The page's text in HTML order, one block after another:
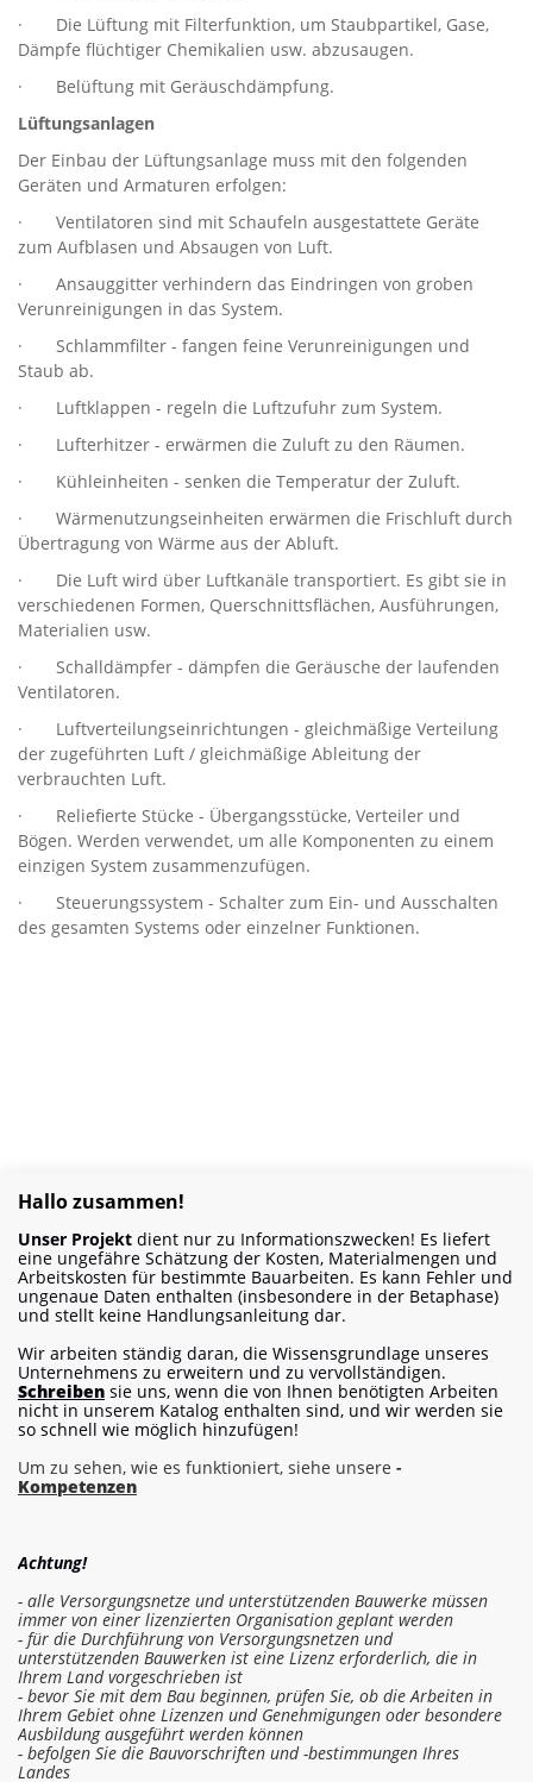
· Die Lüftung mit Filterfunktion, um Staubpartikel, Gase,
Dämpfe flüchtiger Chemikalien usw. abzusaugen.
· Belüftung mit Geräuschdämpfung.
Lüftungsanlagen
Der Einbau der Lüftungsanlage muss mit den folgenden
Geräten und Armaturen erfolgen:
· Ventilatoren sind mit Schaufeln ausgestattete Geräte
zum Aufblasen und Absaugen von Luft.
· Ansauggitter verhindern das Eindringen von groben
Verunreinigungen in das System.
· Schlammfilter - fangen feine Verunreinigungen und
Staub ab.
· Luftklappen - regeln die Luftzufuhr zum System.
· Lufterhitzer - erwärmen die Zuluft zu den Räumen.
· Kühleinheiten - senken die Temperatur der Zuluft.
· Wärmenutzungseinheiten erwärmen die Frischluft durch
Übertragung von Wärme aus der Abluft.
· Die Luft wird über Luftkanäle transportiert. Es gibt sie in
verschiedenen Formen, Querschnittsflächen, Ausführungen,
Materialien usw.
· Schalldämpfer - dämpfen die Geräusche der laufenden
Ventilatoren.
· Luftverteilungseinrichtungen - gleichmäßige Verteilung
der zugeführten Luft / gleichmäßige Ableitung der
verbrauchten Luft.
· Reliefierte Stücke - Übergangsstücke, Verteiler und
Bögen. Werden verwendet, um alle Komponenten zu einem
einzigen System zusammenzufügen.
· Steuerungssystem - Schalter zum Ein- und Ausschalten
des gesamten Systems oder einzelner Funktionen.
Hallo zusammen!
Unser Projekt dient nur zu Informationszwecken! Es liefert
eine ungefähre Schätzung der Kosten, Materialmengen und
Arbeitskosten für bestimmte Bauarbeiten. Es kann Fehler und
ungenaue Daten enthalten (insbesondere in der Betaphase)
und stellt keine Handlungsanleitung dar.
Wir arbeiten ständig daran, die Wissensgrundlage unseres
Unternehmens zu erweitern und zu vervollständigen.
Schreiben sie uns, wenn die von Ihnen benötigten Arbeiten
nicht in unserem Katalog enthalten sind, und wir werden sie
so schnell wie möglich hinzufügen!
Um zu sehen, wie es funktioniert, siehe unsere -
Kompetenzen
Achtung!
- alle Versorgungsnetze und unterstützenden Bauwerke müssen
immer von einer lizenzierten Organisation geplant werden
- für die Durchführung von Versorgungsnetzen und
unterstützenden Bauwerken ist eine Lizenz erforderlich, die in
Ihrem Land vorgeschrieben ist
- bevor Sie mit dem Bau beginnen, prüfen Sie, ob die Arbeiten in
Ihrem Gebiet ohne Lizenzen und Genehmigungen oder besondere
Ausbildung ausgeführt werden können
- befolgen Sie die Bauvorschriften und -bestimmungen Ihres
Landes